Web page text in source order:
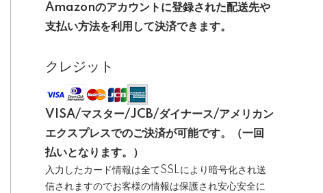
Amazonのアカウントに登録された配送先や
支払い方法を利用して決済できます。
クレジット
VISA/マスター/JCB/ダイナース/アメリカン
エクスプレスでのご決済が可能です。（一回
払いとなります。）
入力したカード情報は全てSSLにより暗号化され送
信されますのでお客様の情報は保護され安心安全に